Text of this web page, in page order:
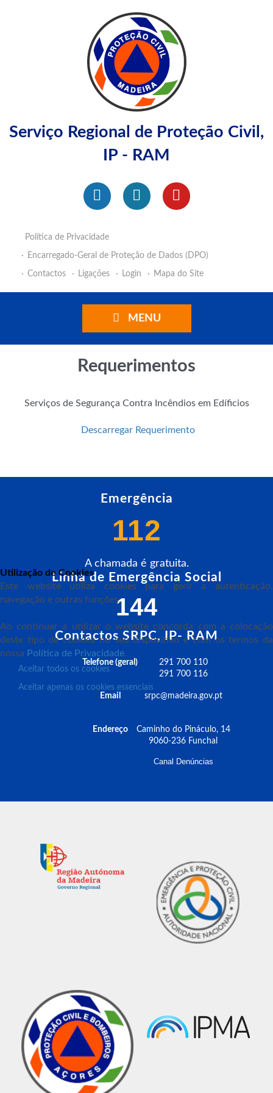
Serviço Regional de Proteção Civil,
IP - RAM
Política de Privacidade
Encarregado-Geral de Proteção de Dados (DPO)
Contactos
Ligações Login Mapa do Site
MENU
Requerimentos
Serviços de Segurança Contra Incêndios em Edíficios
Descarregar Requerimento
Emergência
112
A chamada é gratuita.
Linha de Emergência Social
144
Contactos SRPC, IP- RAM
Telefone (geral)
Email
Endereço
291 700 110
291 700 116
srpc@madeira.gov.pt
Caminho do Pináculo, 14
9060-236 Funchal
Canal Denúncias
Utilização de Cookies
Este website utiliza cookies para gerir a autenticação,
navegação e outras funções.
Ao continuar a utilizar o website concorda com a colocação
deste tipo de cookies no seu dispositivo e com os termos da
nossa Política de Privacidade.
Aceitar todos os cookies
Aceitar apenas os cookies essenciais